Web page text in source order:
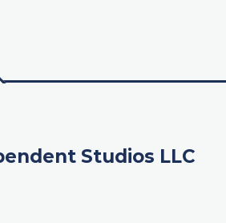
Studios LLC